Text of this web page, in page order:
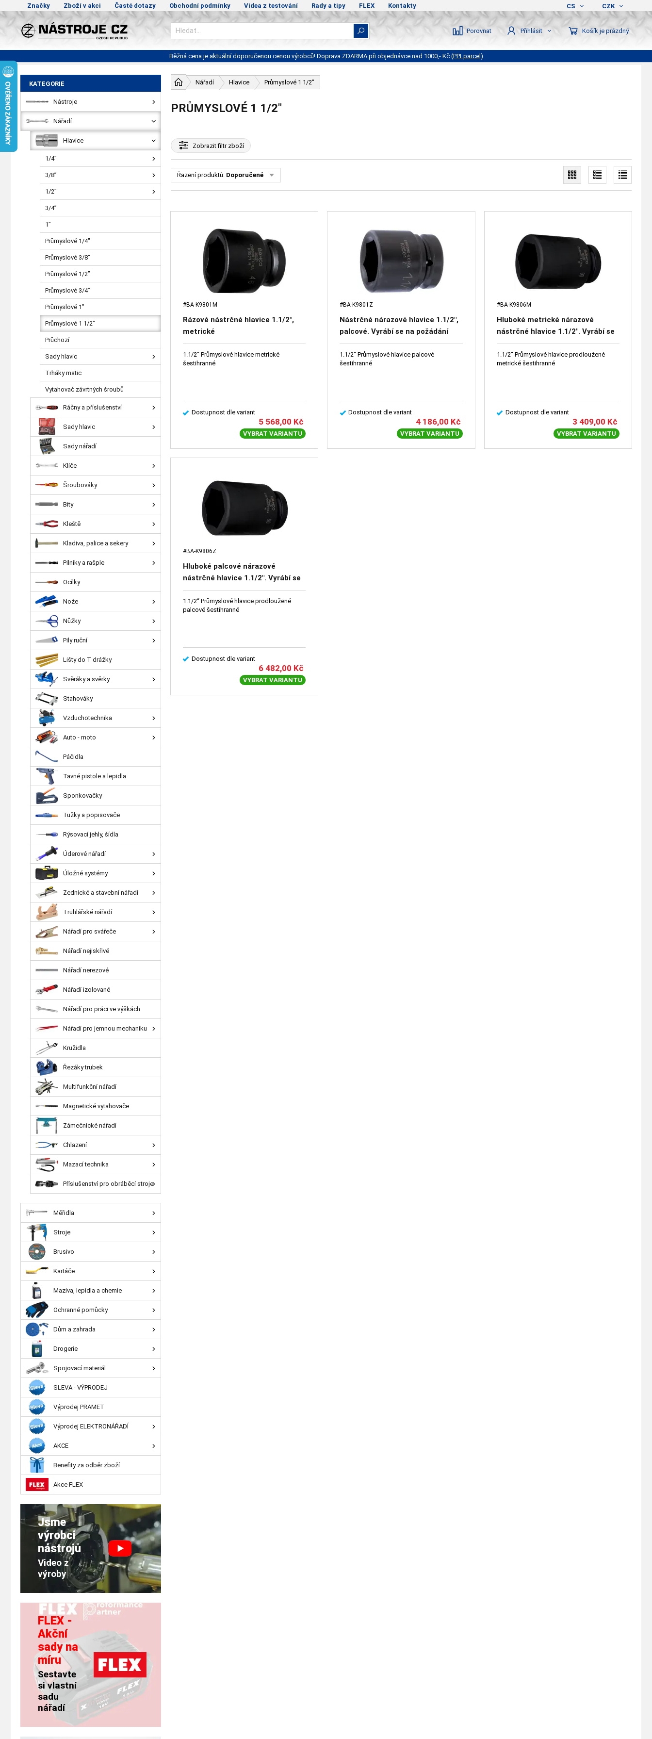
Značky Zboží v akci Časté dotazy Obchodní podmínky Videa z testování Rady a tipy FLEX Kontakty CS CZK
Porovnat Přihlásit Košík je prázdný
Běžná cena je aktuální doporučenou cenou výrobců! Doprava ZDARMA při objednávce nad 1000,- Kč (PPLparcel)
Nářadí Hlavice Průmyslové 1 1/2"
PRŮMYSLOVÉ 1 1/2"
Zobrazitfiltr zboží
Řazení produktů: Doporučené
#BA-K9801M
Rázové nástrčné hlavice 1.1/2",
metrické
1.1/2“ Průmyslové hlavice metrické
šestihranné
Dostupnost dle variant
5 568,00 Kč
VYBRAT VARIANTU
#BA-K9801Z
Nástrčné nárazové hlavice 1.1/2",
palcové. Vyrábí se na požádání
1.1/2“ Průmyslové hlavice palcové
šestihranné
Dostupnost dle variant
4 186,00 Kč
VYBRAT VARIANTU
#BA-K9806M
Hluboké metrické nárazové
nástrčné hlavice 1.1/2". Vyrábí se
na požádání
1.1/2“ Průmyslové hlavice prodloužené
metrické šestihranné
Dostupnost dle variant
3 409,00 Kč
VYBRAT VARIANTU
#BA-K9806Z
Hluboké palcové nárazové
nástrčné hlavice 1.1/2". Vyrábí se
na požádání
1.1/2“ Průmyslové hlavice prodloužené
palcové šestihranné
Dostupnost dle variant
6 482,00 Kč
VYBRAT VARIANTU
KATEGORIE
Nástroje
Nářadí
Hlavice
1/4”
3/8”
1/2”
3/4”
1”
Průmyslové 1/4"
Průmyslové 3/8"
Průmyslové 1/2”
Průmyslové 3/4”
Průmyslové 1"
Průmyslové 1 1/2"
Průchozí
Sady hlavic
Trháky matic
Vytahovač závrtných šroubů
Ráčny a příslušenství
Sady hlavic
Sady nářadí
Klíče
Šroubováky
Bity
Kleště
Kladiva, palice a sekery
Pilníky a rašple
Ocílky
Nože
Nůžky
Pily ruční
Lišty do T drážky
Svěráky a svěrky
Stahováky
Vzduchotechnika
Auto - moto
Páčidla
Tavné pistole a lepidla
Sponkovačky
Tužky a popisovače
Rýsovací jehly, šídla
Úderové nářadí
Úložné systémy
Zednické a stavební nářadí
Truhlářské nářadí
Nářadí pro svářeče
Nářadí nejiskřivé
Nářadí nerezové
Nářadí izolované
Nářadí pro práci ve výškách
Nářadí pro jemnou mechaniku
Kružidla
Řezáky trubek
Multifunkční nářadí
Magnetické vytahovače
Zámečnické nářadí
Chlazení
Mazací technika
Příslušenství pro obráběcí stroje
Měřidla
Stroje
Brusivo
Kartáče
Maziva, lepidla a chemie
Ochranné pomůcky
Dům a zahrada
Drogerie
Spojovací materiál
SLEVA - VÝPRODEJ
Výprodej PRAMET
Výprodej ELEKTRONÁŘADÍ
AKCE
Benefity za odběr zboží
Akce FLEX
Jsme
výrobci
nástrojů
Video z
výroby
FLEX -
Akční
sady na
míru
Sestavte
si vlastní
sadu
nářadí